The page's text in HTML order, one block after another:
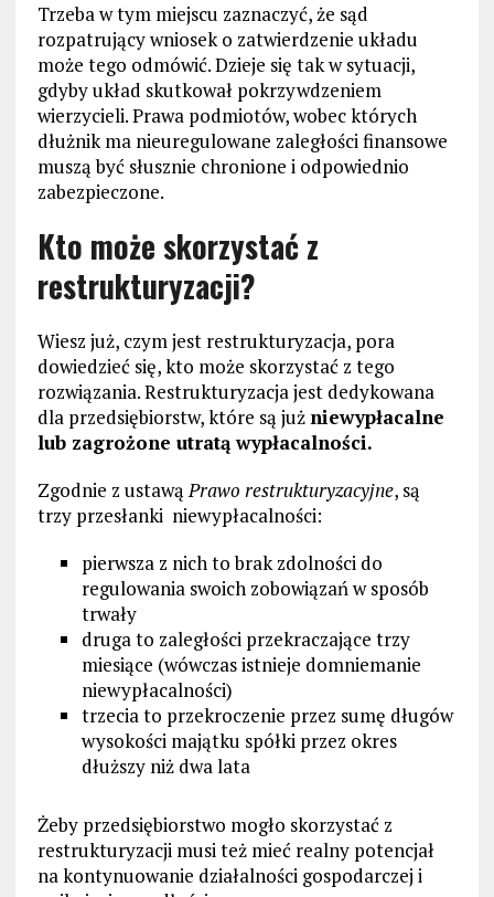
Trzeba w tym miejscu zaznaczyć, że sąd
rozpatrujący wniosek o zatwierdzenie układu
może tego odmówić. Dzieje się tak w sytuacji,
gdyby układ skutkował pokrzywdzeniem
wierzycieli. Prawa podmiotów, wobec których
dłużnik ma nieuregulowane zaległości finansowe
muszą być słusznie chronione i odpowiednio
zabezpieczone.
Kto może skorzystać z
restrukturyzacji?
Wiesz już, czym jest restrukturyzacja, pora
dowiedzieć się, kto może skorzystać z tego
rozwiązania. Restrukturyzacja jest dedykowana
dla przedsiębiorstw, które są już niewypłacalne
lub zagrożone utratą wypłacalności.
Zgodnie z ustawąPrawo restrukturyzacyjne, są
trzy przesłanki niewypłacalności:
pierwsza z nich to brak zdolności do
regulowania swoich zobowiązań w sposób
trwały
druga to zaległości przekraczające trzy
miesiące (wówczas istnieje domniemanie
niewypłacalności)
trzecia to przekroczenie przez sumę długów
wysokości majątku spółki przez okres
dłuższy niż dwa lata
Żeby przedsiębiorstwo mogło skorzystać z
restrukturyzacji musi też mieć realny potencjał
na kontynuowanie działalności gospodarczej i